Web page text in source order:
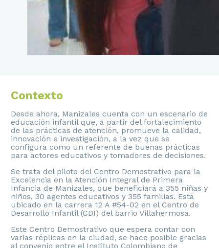
Contexto
Desde ahora, Manizales cuenta con un escenario de
educación infantil que, a partir del fortalecimiento
de las prácticas de atención, promueve la calidad,
innovación e investigación, a la vez que se
configura como un referente de buenas prácticas
para actores educativos y tomadores de decisiones.
Se trata del piloto del Centro Demostrativo para la
Excelencia en la Atención Integral de Primera
Infancia de Manizales, que beneficiará a 355 niñas y
niños, 30 agentes educativos y 355 familias. Está
ubicado en la carrera 12 A #54-02 en el Centro de
Desarrollo Infantil (CDI) del barrio Villahermosa.
Este Centro Demostrativo que espera contar con
varias réplicas en la ciudad, se hace posible gracias
al convenio entre el Instituto Colombiano de